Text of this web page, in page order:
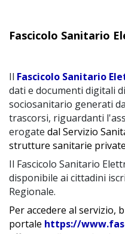
Fascicolo Sanitario
Il Fascicolo Sanitario
dati e documenti digitali
sociosanitario generati
trascorsi, riguardanti
erogate dal Servizio
strutture sanitarie
Il Fascicolo Sanitario
disponibile ai cittadini
Regionale.
Per accedere al servizio,
portale https://